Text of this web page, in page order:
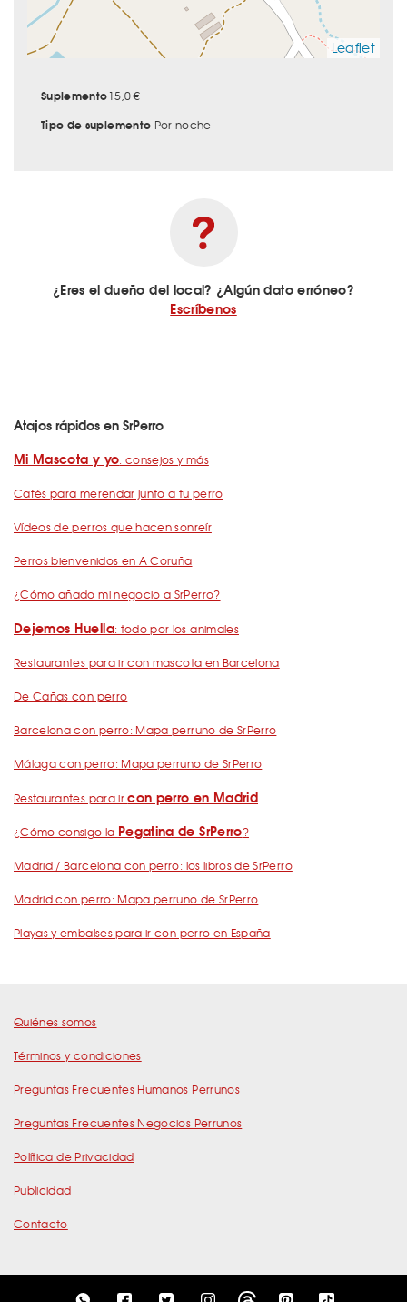
Leaflet
Suplemento15,0 €
Tipo de suplemento Por noche
¿Eres el dueño del local? ¿Algún dato erróneo?
Escríbenos
Atajos rápidos en SrPerro
Mi Mascota y yo: consejos y más
Cafés para merendar junto a tu perro
Vídeos de perros que hacen sonreír
Perros bienvenidos en A Coruña
¿Cómo añado mi negocio a SrPerro?
Dejemos Huella: todo por los animales
Restaurantes para ir con mascota en Barcelona
De Cañas con perro
Barcelona con perro: Mapa perruno de SrPerro
Málaga con perro: Mapa perruno de SrPerro
Restaurantes para ircon perro en Madrid
¿Cómo consigo la Pegatina de SrPerro?
Madrid / Barcelona con perro: los libros de SrPerro
Madrid con perro: Mapa perruno de SrPerro
Playas y embalses para ir con perro en España
Quiénes somos
Términos y condiciones
Preguntas Frecuentes Humanos Perrunos
Preguntas Frecuentes Negocios Perrunos
Política de Privacidad
Publicidad
Contacto